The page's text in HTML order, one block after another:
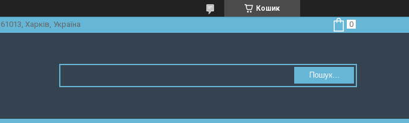
Кошик
Харків, Україна
Пошук...